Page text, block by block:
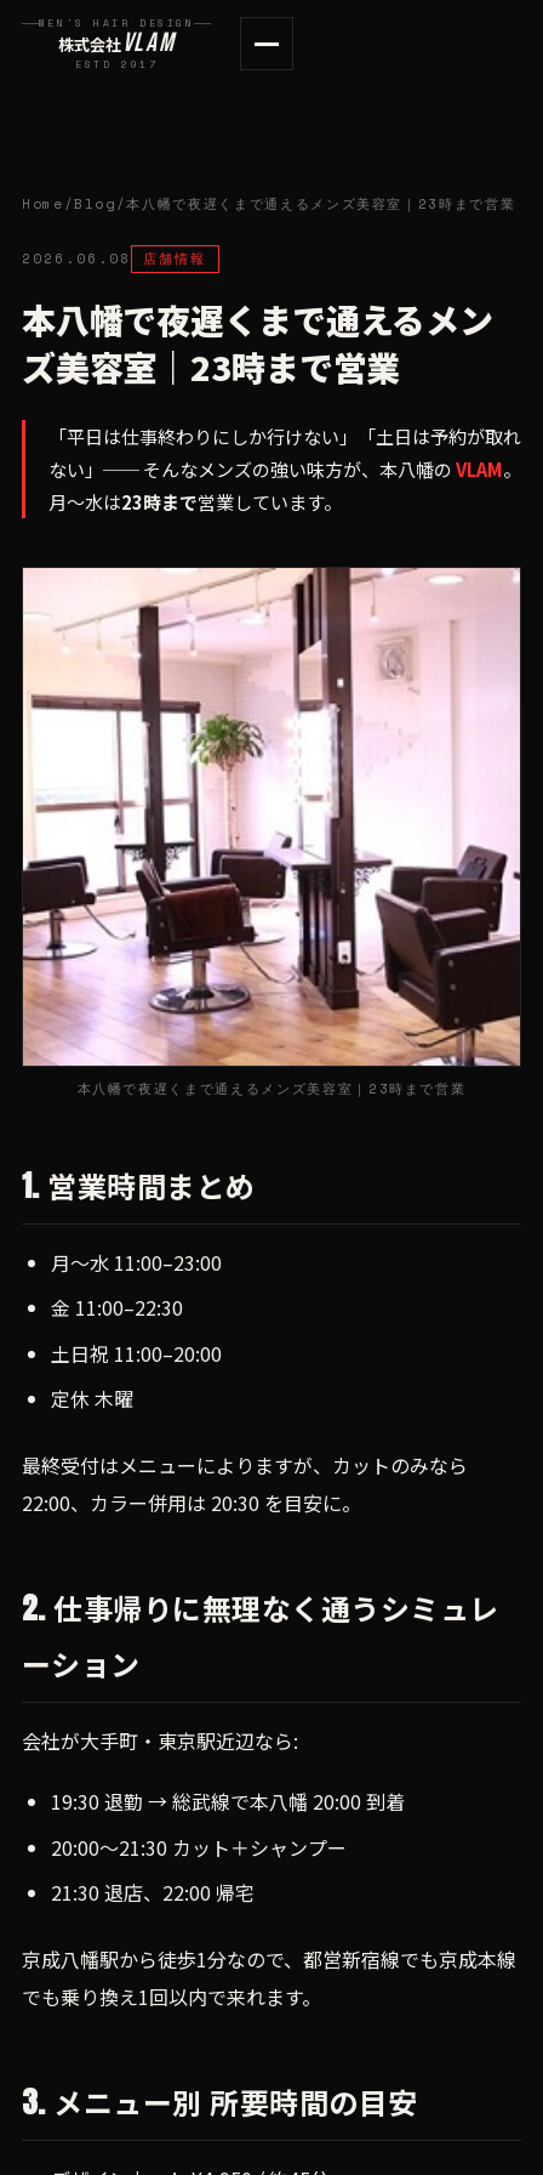
MEN'S HAIR DESIGN
株式会社VLAM
ESTD 2017
Home /Blog /本八幡で夜遅くまで通えるメンズ美容室｜23時まで営業
2026.06.08 店舗情報
本八幡で夜遅くまで通えるメン
ズ美容室｜23時まで営業
「平日は仕事終わりにしか行けない」「土日は予約が取れ
ない」── そんなメンズの強い味方が、本八幡のVLAM。
月〜水は23時まで営業しています。
本八幡で夜遅くまで通えるメンズ美容室｜23時まで営業
1. 営業時間まとめ
月〜水 11:00–23:00
金 11:00–22:30
土日祝 11:00–20:00
定休 木曜
最終受付はメニューによりますが、カットのみなら
22:00、カラー併用は 20:30 を目安に。
2. 仕事帰りに無理なく通うシミュレ
ーション
会社が大手町・東京駅近辺なら:
19:30 退勤 → 総武線で本八幡 20:00 到着
20:00〜21:30 カット＋シャンプー
21:30 退店、22:00 帰宅
京成八幡駅から徒歩1分なので、都営新宿線でも京成本線
でも乗り換え1回以内で来れます。
3. メニュー別 所要時間の目安